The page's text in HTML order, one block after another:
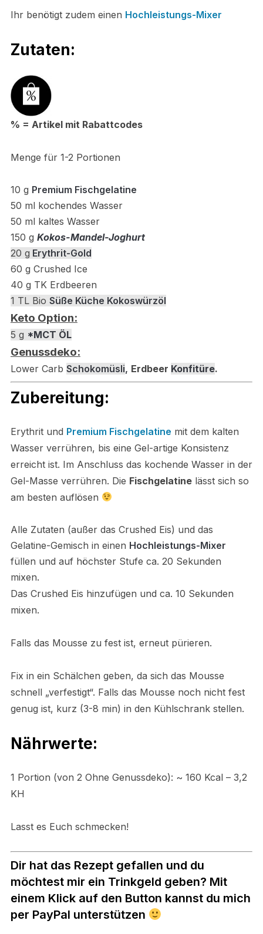
Ihr benötigt zudem einen Hochleistungs-Mixer
Zutaten:
% = Artikel mit Rabattcodes
Menge für 1-2 Portionen
10 g Premium Fischgelatine
50 ml kochendes Wasser
50 ml kaltes Wasser
150 g Kokos-Mandel-Joghurt
20 g Erythrit-Gold
60 g Crushed Ice
40 g TK Erdbeeren
1 TL Bio Süße Küche Kokoswürzöl
Keto Option:
5 g *MCT ÖL
Genussdeko:
Lower Carb Schokomüsli, Erdbeer Konfitüre.
Zubereitung:
Erythrit und Premium Fischgelatine mit dem kalten
Wasser verrühren, bis eine Gel-artige Konsistenz
erreicht ist. Im Anschluss das kochende Wasser in der
Gel-Masse verrühren. Die Fischgelatinelässt sich so
am besten auflösen
Alle Zutaten (außer das Crushed Eis) und das
Gelatine-Gemisch in einen Hochleistungs-Mixer
füllen und auf höchster Stufe ca. 20 Sekunden
mixen.
Das Crushed Eis hinzufügen und ca. 10 Sekunden
mixen.
Falls das Mousse zu fest ist, erneut pürieren.
Fix in ein Schälchen geben, da sich das Mousse
schnell „verfestigt“. Falls das Mousse noch nicht fest
genug ist, kurz (3-8 min) in den Kühlschrank stellen.
Nährwerte:
1 Portion (von 2 Ohne Genussdeko): ~ 160 Kcal – 3,2
KH
Lasst es Euch schmecken!
Dir hat das Rezept gefallen und du
möchtest mir ein Trinkgeld geben? Mit
einem Klick auf den Button kannst du mich
per PayPal unterstützen